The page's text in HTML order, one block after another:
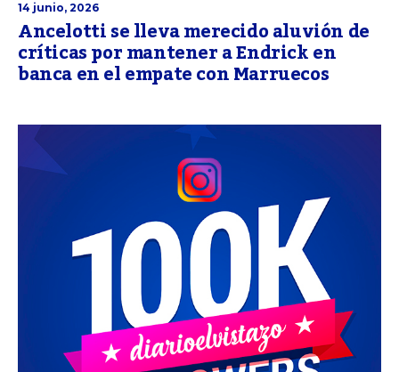
14 junio, 2026
Ancelotti se lleva merecido aluvión de
críticas por mantener a Endrick en
banca en el empate con Marruecos